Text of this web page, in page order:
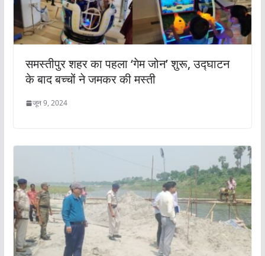
समस्तीपुर शहर का पहला ‘गेम जोन’ शुरू, उद्घाटन
के बाद बच्चों ने जमकर की मस्ती
जून 9, 2024